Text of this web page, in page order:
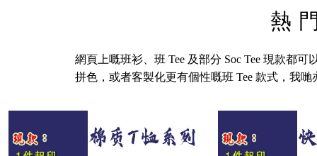
熱
網頁上嘅班衫、班 Tee 及部分 Soc Tee 現款都
拼色，或者客製化更有個性嘅班 Tee 款式，我